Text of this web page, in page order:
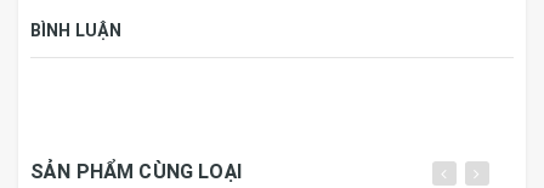
CẤU TẠO: 5 LỚP
mọt, chịu lực tốt ( “Lớp được thực hiện bởi BORNEO”)
BÌNH LUẬN
SẢN PHẨM CÙNG LOẠI